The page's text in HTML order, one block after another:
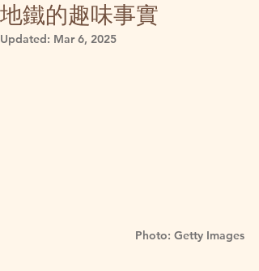
地鐵的趣味事實
Updated: Mar 6, 2025
Photo: Getty Images